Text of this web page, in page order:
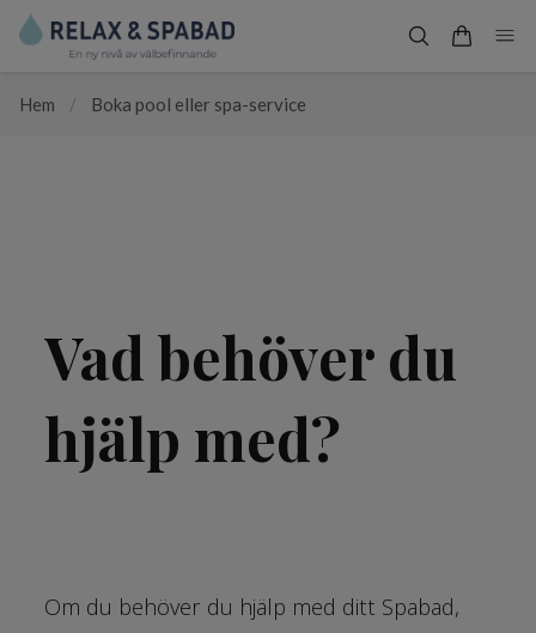
Hem / Boka pool eller spa-service
Vad behöver du
hjälp med?
Om du behöver du hjälp med ditt Spabad,